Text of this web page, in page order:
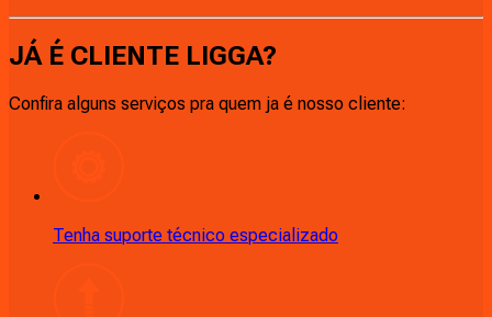
JÁ É CLIENTE LIGGA?
Confira alguns serviços pra quem ja é nosso cliente:
Tenha suporte técnico especializado